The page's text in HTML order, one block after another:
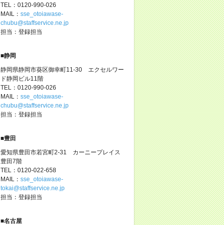
TEL：0120-990-026
MAIL： sse_otoiawase-
chubu@staffservice.ne.jp
担当：登録担当
■静岡
静岡県静岡市葵区御幸町11-30 エクセルワー
ド静岡ビル11階
TEL：0120-990-026
MAIL： sse_otoiawase-
chubu@staffservice.ne.jp
担当：登録担当
■豊田
愛知県豊田市若宮町2-31 カーニープレイス
豊田7階
TEL：0120-022-658
MAIL： sse_otoiawase-
tokai@staffservice.ne.jp
担当：登録担当
■名古屋